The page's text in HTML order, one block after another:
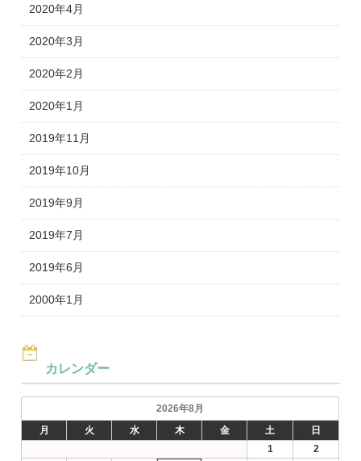
2020年4月
2020年3月
2020年2月
2020年1月
2019年11月
2019年10月
2019年9月
2019年7月
2019年6月
2000年1月
カレンダー
2026年8月
月
火 水 木 金 土 日
1
2